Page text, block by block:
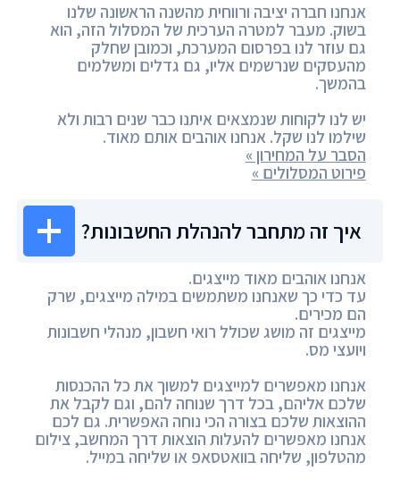
אנחנו חברה יציבה ורווחית מהשנה הראשונה שלנו
בשוק. מעבר למטרה הערכית של המסלול הזה, הוא
גם עוזר לנו בפרסום המערכת, וכמובן שחלק
מהעסקים שנרשמים אליו, גם גדלים ומשלמים
בהמשך.
יש לנו לקוחות שנמצאים איתנו כבר שנים רבות ולא
שילמו לנו שקל. אנחנו אוהבים אותם מאוד.
הסבר על המחירון »
פירוט המסלולים »
איך זה מתחבר להנהלת החשבונות?
אנחנו אוהבים מאוד מייצגים.
עד כדי כך שאנחנו משתמשים במילה מייצגים, שרק
הם מכירים.
מייצגים זה מושג שכולל רואי חשבון, מנהלי חשבונות
ויועצי מס.
אנחנו מאפשרים למייצגים למשוך את כל ההכנסות
שלכם אליהם, בכל דרך שנוחה להם, וגם לקבל את
ההוצאות שלכם בצורה הכי נוחה האפשרית. גם לכם
אנחנו מאפשרים להעלות הוצאות דרך המחשב, צילום
מהטלפון, שליחה בוואטסאפ או שליחה במייל.